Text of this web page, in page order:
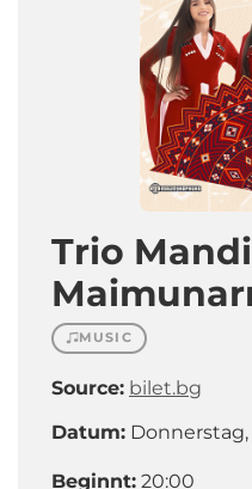
Trio
MUSIC
Source: bilet.bg
Datum:
Beginnt: 20:00